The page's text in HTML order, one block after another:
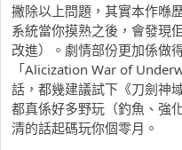
撇除以上問題，其實本作喺
系統當你摸熟之後，會發現
改進）。劇情部份更加係做
「Alicization War of
話，都幾建議試下《刀劍神
都真係好多野玩（釣魚、強
清的話起碼玩你個零月。